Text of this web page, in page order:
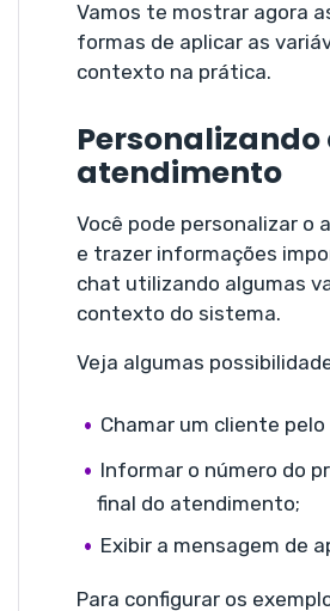
Vamos te mostrar agora
formas de aplicar as
contexto na prática.
Personalizando
atendimento
Você pode personalizar o
e trazer informações
chat utilizando algumas
contexto do sistema.
Veja algumas
Chamar um cliente pelo
Informar o número do
final do atendimento;
Exibir a mensagem de
Para configurar os